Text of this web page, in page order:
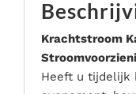
Serveer materialen
Servies & bestek
Speciale effecten
Stroom
Krachtstroom
Heeft u tijdelijk